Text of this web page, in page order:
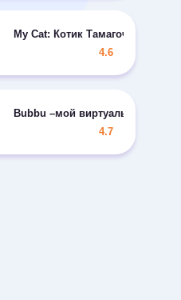
My Cat: Котик Тамагочи
4.6
Bubbu –мой виртуальный
4.7